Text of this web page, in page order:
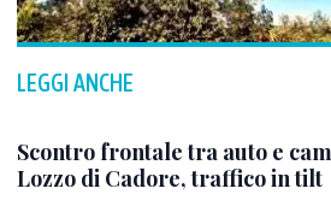
LEGGI ANCHE
Scontro frontale tra auto e
Lozzo di Cadore, traffico in tilt